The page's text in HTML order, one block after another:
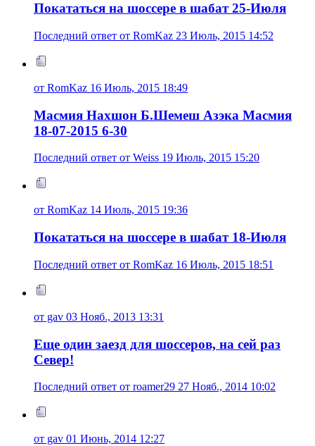
Покататься на шоссере в шабат 25-Июля
Последний ответ от RomKaz 23 Июль, 2015 14:52
от RomKaz 16 Июль, 2015 18:49
Масмия Нахшон Б.Шемеш Азэка Масмия
18-07-2015 6-30
Последний ответ от Weiss 19 Июль, 2015 15:20
от RomKaz 14 Июль, 2015 19:36
Покататься на шоссере в шабат 18-Июля
Последний ответ от RomKaz 16 Июль, 2015 18:51
от gav 03 Нояб., 2013 13:31
Еще один заезд для шоссеров, на сей раз
Север!
Последний ответ от roamer29 27 Нояб., 2014 10:02
от gav 01 Июнь, 2014 12:27